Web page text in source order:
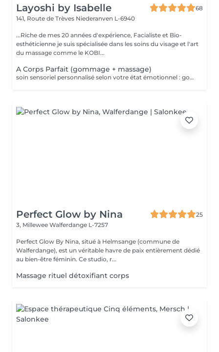
Layoshi by Isabelle
68
141, Route de Trèves Niederanven L-6940
...Riche de mes 20 années d'expérience, Facialiste et Bio-
esthéticienne je suis spécialisée dans les soins du visage et l'art
du massage comme le KOBI...
A Corps Parfait (gommage + massage)
soin sensoriel personnalisé selon votre état émotionnel : gommage complet du corps au sel rose de l'Himalaya pour une peau douce et satinée + douche + Massage personnalisé
Perfect Glow by Nina
25
3, Millewee Walferdange L-7257
Perfect Glow By Nina, situé à Helmsange (commune de
Walferdange), est un véritable havre de paix entièrement dédié
au bien-être féminin. Ce studio, r...
Massage rituel détoxifiant corps